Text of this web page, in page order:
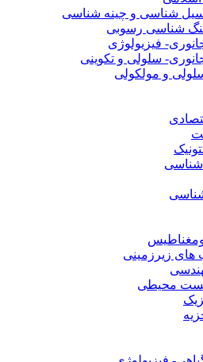
شناسی و چینه شناسی
شناسی رسوبی
فیزیولوژی
سلولی و تکوینی
و مولکولی
شناسی
زیرزمینی
محیطی